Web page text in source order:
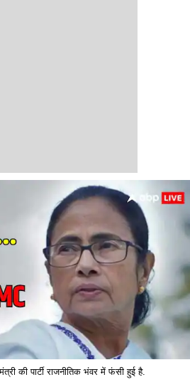
की पार्टी राजनीतिक भंवर में फंसी हुई है.